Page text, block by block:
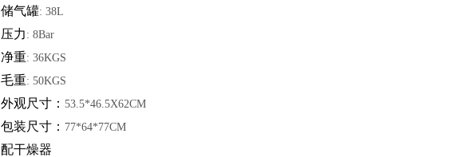
储气罐: 38L
压力 : 8Bar
净重: 36KGS
毛重: 50KGS
外观尺寸： 53.5*46.5X62CM
包装尺寸： 77*64*77CM
配干燥器